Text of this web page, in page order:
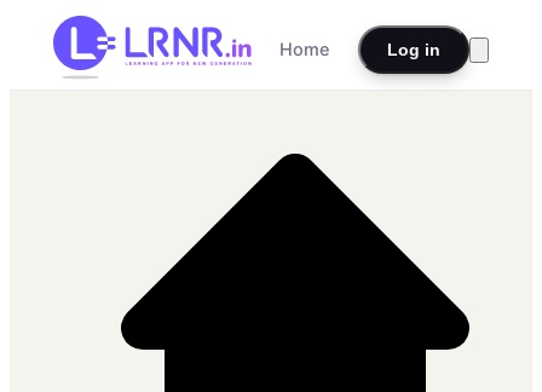
Home Log in